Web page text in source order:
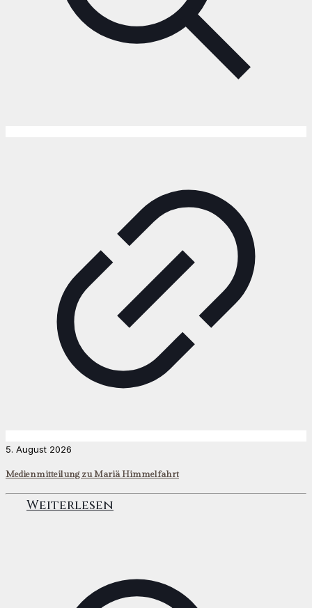
5. August 2026
Medienmitteilung zu Mariä Himmelfahrt
Weiterlesen